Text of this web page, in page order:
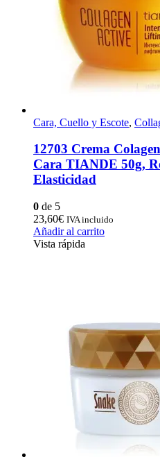
Cara, Cuello y Escote,
12703 Crema
Cara TIANDE 50g,
Elasticidad
0 de 5
23,60€ IVA incluido
Añadir al carrito
Vista rápida